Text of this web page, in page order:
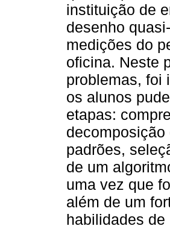
instituição de
desenho
medições do
oficina. Neste
problemas, foi
os alunos
etapas:
padrões,
de um
uma vez que
além de um
habilidades